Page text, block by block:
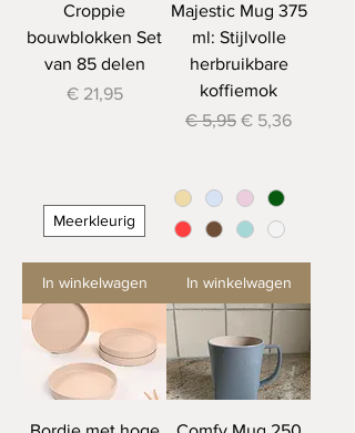
Croppie
bouwblokken Set
van 85 delen
Prijs
€ 21,95
Meerkleurig
In winkelwagen
Majestic Mug 375
ml: Stijlvolle
herbruikbare
koffiemok
Normale prijs
€ 5,95 Verkoopprijs
€ 5,36
In winkelwagen